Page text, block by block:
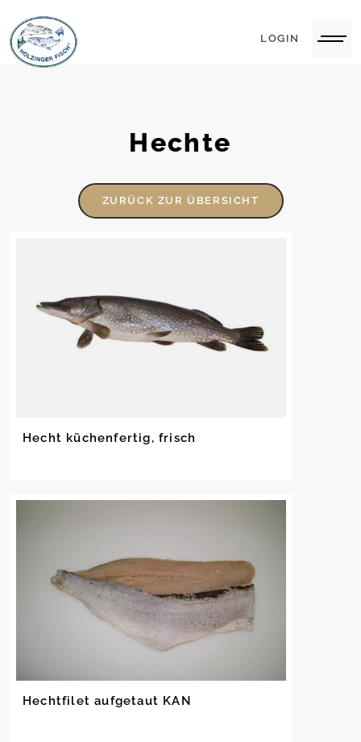
LOGIN
Hechte
ZURÜCK ZUR ÜBERSICHT
Hecht küchenfertig, frisch
Hechtfilet aufgetaut KAN